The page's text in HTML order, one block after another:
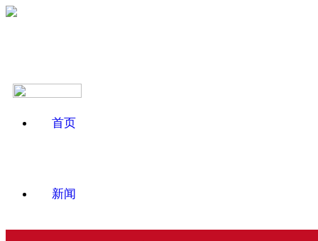
首页
新闻